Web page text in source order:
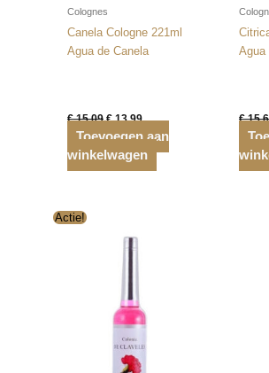
Colognes
Canela Cologne 221ml
Agua de Canela
€15,09 Oorspronkelijke
was:
€ 15,09.
€13,99Huidige
is:
€ 13,99.
Toevoegen aan
winkelwagen
Agua
€
Actie!